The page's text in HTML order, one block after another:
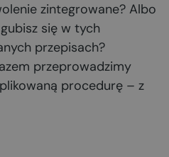
zintegrowane? Albo
się w tych
przepisach?
przeprowadzimy
procedurę – z